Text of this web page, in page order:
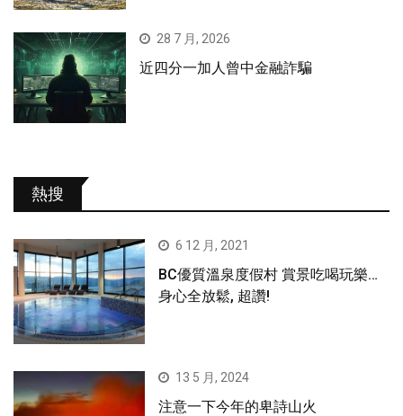
28 7 月, 2026
近四分一加人曾中金融詐騙
熱搜
6 12 月, 2021
BC優質溫泉度假村 賞景吃喝玩樂…
身心全放鬆, 超讚!
13 5 月, 2024
注意一下今年的卑詩山火